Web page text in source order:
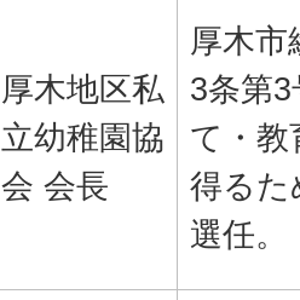
厚木地区私
立幼稚園協
会 会長
厚木市
3条第
て・教
得るた
選任。